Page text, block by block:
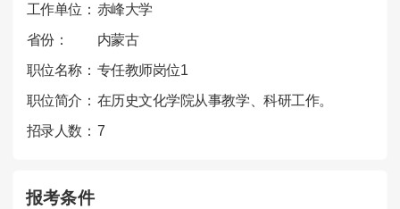
工作单位： 赤峰大学
省份：
内蒙古
职位名称： 专任教师岗位1
职位简介： 在历史文化学院从事教学、科研工作。
招录人数： 7
报考条件